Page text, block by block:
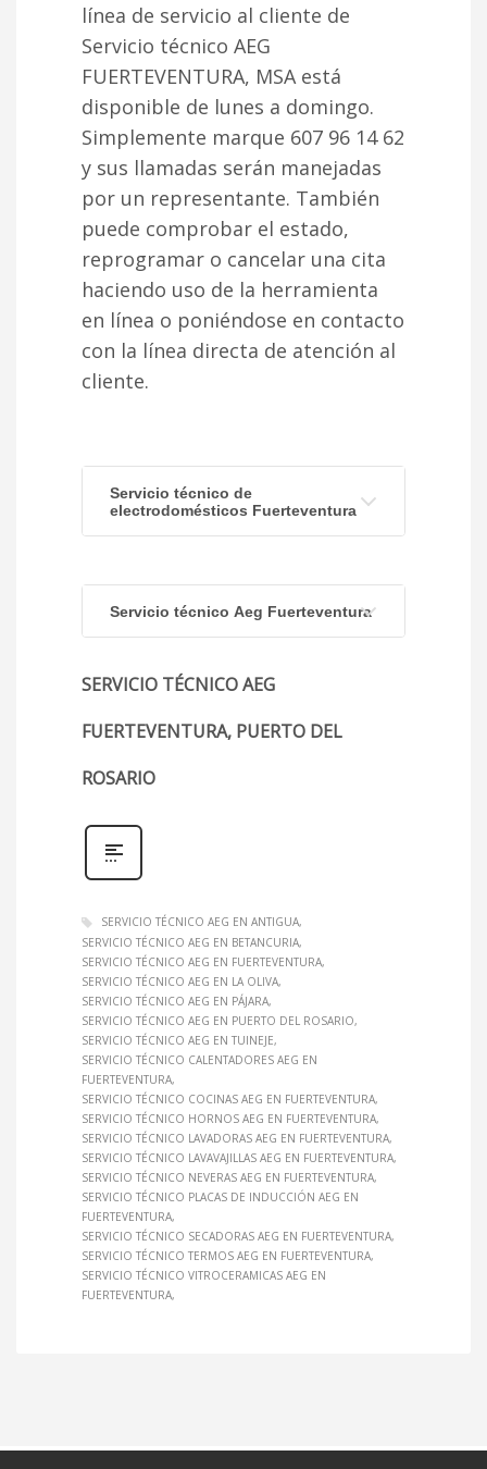
línea de servicio al cliente de
Servicio técnico AEG
FUERTEVENTURA, MSA está
disponible de lunes a domingo.
Simplemente marque 607 96 14 62
y sus llamadas serán manejadas
por un representante. También
puede comprobar el estado,
reprogramar o cancelar una cita
haciendo uso de la herramienta
en línea o poniéndose en contacto
con la línea directa de atención al
cliente.
Servicio técnico de
electrodomésticos Fuerteventura
Servicio técnico Aeg Fuerteventura
SERVICIO TÉCNICO AEG
FUERTEVENTURA, PUERTO DEL
ROSARIO
SERVICIO TÉCNICO AEG EN ANTIGUA
SERVICIO TÉCNICO AEG EN BETANCURIA
SERVICIO TÉCNICO AEG EN FUERTEVENTURA
SERVICIO TÉCNICO AEG EN LA OLIVA
SERVICIO TÉCNICO AEG EN PÁJARA
SERVICIO TÉCNICO AEG EN PUERTO DEL ROSARIO
SERVICIO TÉCNICO AEG EN TUINEJE
SERVICIO TÉCNICO CALENTADORES AEG EN
FUERTEVENTURA
SERVICIO TÉCNICO COCINAS AEG EN FUERTEVENTURA
SERVICIO TÉCNICO HORNOS AEG EN FUERTEVENTURA
SERVICIO TÉCNICO LAVADORAS AEG EN FUERTEVENTURA
SERVICIO TÉCNICO LAVAVAJILLAS AEG EN FUERTEVENTURA
SERVICIO TÉCNICO NEVERAS AEG EN FUERTEVENTURA
SERVICIO TÉCNICO PLACAS DE INDUCCIÓN AEG EN
FUERTEVENTURA
SERVICIO TÉCNICO SECADORAS AEG EN FUERTEVENTURA
SERVICIO TÉCNICO TERMOS AEG EN FUERTEVENTURA
SERVICIO TÉCNICO VITROCERAMICAS AEG EN
FUERTEVENTURA